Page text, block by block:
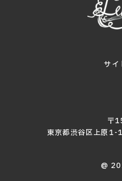
サイ
〒
東京都渋谷区上原
@